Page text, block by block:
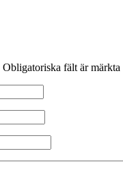
Obligatoriska fält är märkta